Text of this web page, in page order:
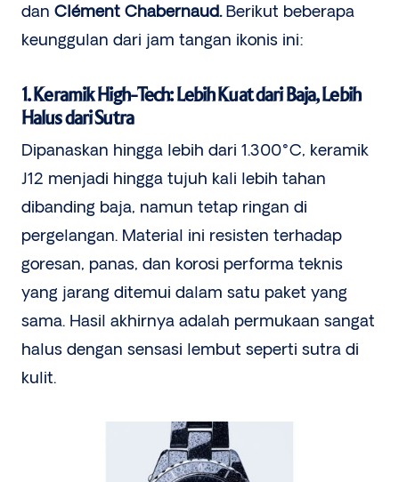
dan Clément Chabernaud.Berikut beberapa
keunggulan dari jam tangan ikonis ini:
1. Keramik High-Tech: Lebih Kuat dari Baja, Lebih
Halus dari Sutra
Dipanaskan hingga lebih dari 1.300°C, keramik
J12 menjadi hingga tujuh kali lebih tahan
dibanding baja, namun tetap ringan di
pergelangan. Material ini resisten terhadap
goresan, panas, dan korosi performa teknis
yang jarang ditemui dalam satu paket yang
sama. Hasil akhirnya adalah permukaan sangat
halus dengan sensasi lembut seperti sutra di
kulit.